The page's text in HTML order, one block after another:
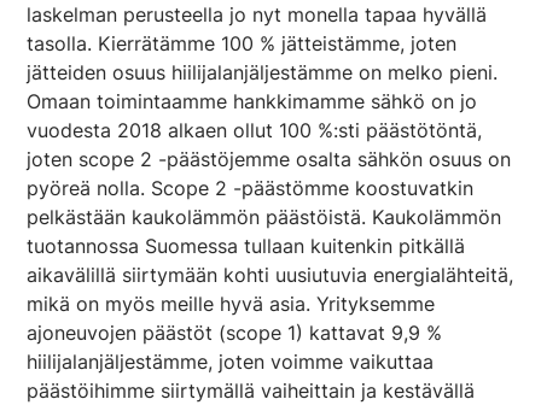
laskelman perusteella jo nyt monella tapaa hyvällä
tasolla. Kierrätämme 100 % jätteistämme, joten
jätteiden osuus hiilijalanjäljestämme on melko pieni.
Omaan toimintaamme hankkimamme sähkö on jo
vuodesta 2018 alkaen ollut 100 %:sti päästötöntä,
joten scope 2 -päästöjemme osalta sähkön osuus on
pyöreä nolla. Scope 2 -päästömme koostuvatkin
pelkästään kaukolämmön päästöistä. Kaukolämmön
tuotannossa Suomessa tullaan kuitenkin pitkällä
aikavälillä siirtymään kohti uusiutuvia energialähteitä,
mikä on myös meille hyvä asia. Yrityksemme
ajoneuvojen päästöt (scope 1) kattavat 9,9 %
hiilijalanjäljestämme, joten voimme vaikuttaa
päästöihimme siirtymällä vaiheittain ja kestävällä